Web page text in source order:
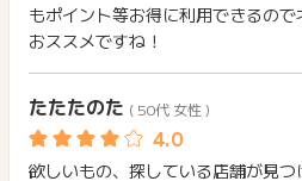
2019年4月1日より
※ポイントタウンから楽天市場へ遷
かごに追加され、89日以内に決済
ります。（ポイントタウンを経由す
る商品はポイント獲得対象外です）
(2022年12月1日より)
※1商品につき、最大909円相当分
各サービス・お買い物に掲載され
読みください。
了などのメールは、ポイント獲得す
い。
獲得待ち・獲得失敗の状態でお問い
り、急遽終了となる場合がございま
広告に遷移しない場合は掲載が終了
他のショッピングサイトでは100円
一般的ですが、楽天市場なら楽天カ
他、年会費が無料なので楽天市場を
があります。
もポイント等お得に利用できるの
おススメですね！
たたたのた ( 50代 女性 )
欲しいもの、探している店舗が見